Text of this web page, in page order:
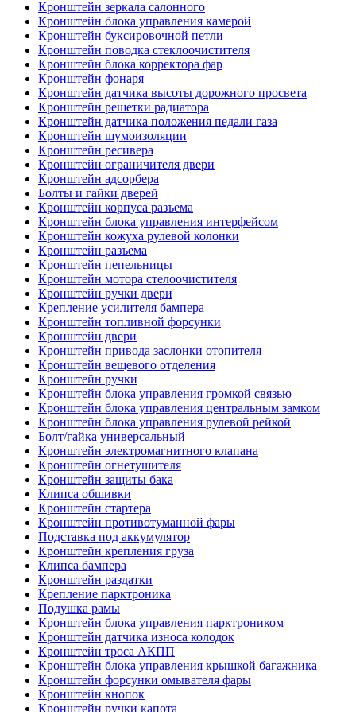
Кронштейн зеркала салонного
Кронштейн блока управления камерой
Кронштейн буксировочной петли
Кронштейн поводка стеклоочистителя
Кронштейн блока корректора фар
Кронштейн фонаря
Кронштейн датчика высоты дорожного просвета
Кронштейн решетки радиатора
Кронштейн датчика положения педали газа
Кронштейн шумоизоляции
Кронштейн ресивера
Кронштейн ограничителя двери
Кронштейн адсорбера
Болты и гайки дверей
Кронштейн корпуса разъема
Кронштейн блока управления интерфейсом
Кронштейн кожуха рулевой колонки
Кронштейн разъема
Кронштейн пепельницы
Кронштейн мотора стелоочистителя
Кронштейн ручки двери
Крепление усилителя бампера
Кронштейн топливной форсунки
Кронштейн двери
Кронштейн привода заслонки отопителя
Кронштейн вещевого отделения
Кронштейн ручки
Кронштейн блока управления громкой связью
Кронштейн блока управления центральным замком
Кронштейн блока управления рулевой рейкой
Болт/гайка универсальный
Кронштейн электромагнитного клапана
Кронштейн огнетушителя
Кронштейн защиты бака
Клипса обшивки
Кронштейн стартера
Кронштейн противотуманной фары
Подставка под аккумулятор
Кронштейн крепления груза
Клипса бампера
Кронштейн раздатки
Крепление парктроника
Подушка рамы
Кронштейн блока управления парктроником
Кронштейн датчика износа колодок
Кронштейн троса АКПП
Кронштейн блока управления крышкой багажника
Кронштейн форсунки омывателя фары
Кронштейн кнопок
Кронштейн ручки капота